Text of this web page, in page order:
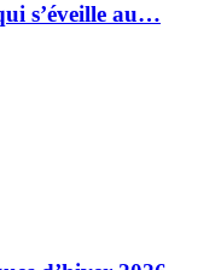
s’éveille au…